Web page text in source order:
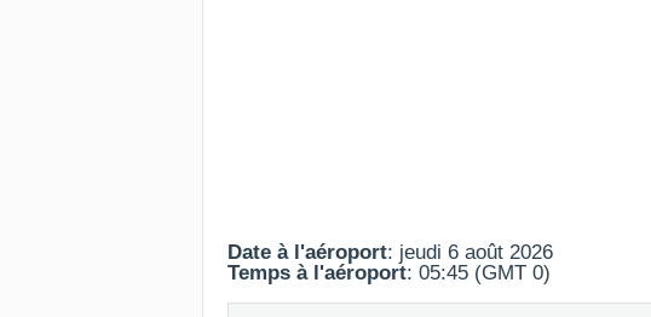
Date à l'aéroport: jeudi 6 août 2026
Temps à l'aéroport: 05:45 (GMT 0)